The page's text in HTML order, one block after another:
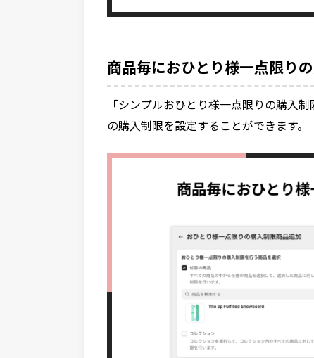
商品毎におひとり様一点限り
「シンプルおひとり様一点限りの購入
の購入制限を設定することができます。